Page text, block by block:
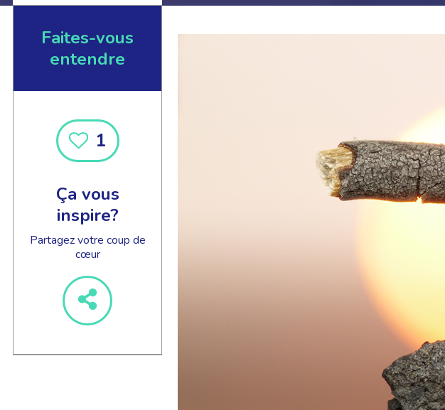
Faites-vous
entendre
1
Ça vous
inspire?
Partagez votre coup de
cœur